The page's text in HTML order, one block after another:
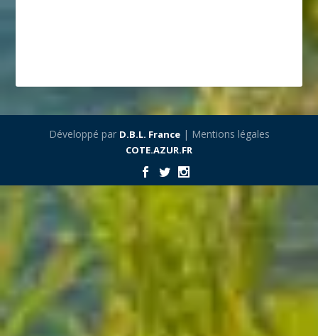
Développé par D.B.L. France| Mentions légales
COTE.AZUR.FR